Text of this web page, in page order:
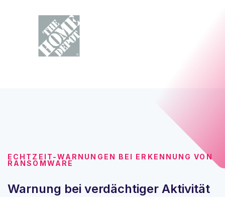
ECHTZEIT-WARNUNGEN BEI ERKENNUNG VON
RANSOMWARE
Warnung bei verdächtiger Aktivität